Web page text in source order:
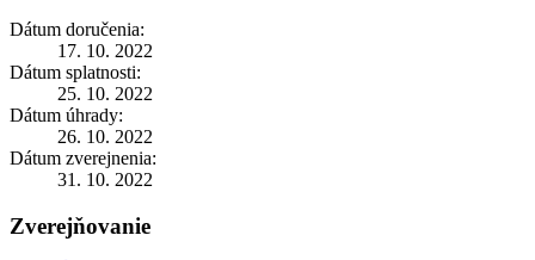
Dátum doručenia:
17. 10. 2022
Dátum splatnosti:
25. 10. 2022
Dátum úhrady:
26. 10. 2022
Dátum zverejnenia:
31. 10. 2022
Zverejňovanie